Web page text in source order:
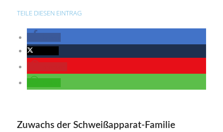
TEILE DIESEN EINTRAG
Zuwachs der Schweißapparat-Familie